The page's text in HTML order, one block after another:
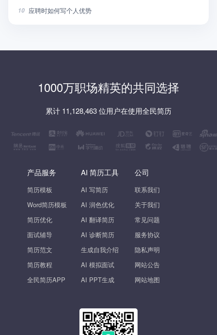
10 应聘时如何写个人优势
1000万职场精英的共同选择
累计 11,128,463 位用户在使用全民简历
产品服务
简历模板
Word简历模板
简历优化
面试辅导
简历范文
简历教程
全民简历APP
AI 简历工具
AI 写简历
AI 润色优化
AI 翻译简历
AI 诊断简历
生成自我介绍
AI 模拟面试
AI PPT生成
公司
联系我们
关于我们
常见问题
服务协议
隐私声明
网站公告
网站地图